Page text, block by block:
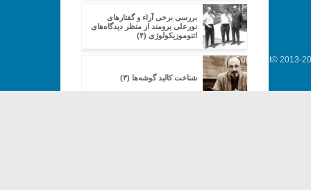
بررسی برخی آراء و گفتارهای
نورعلی برومند از منظر دیدگاه‌های
اتنوموزیکولوژی (۴)
شناخت کالبد گوشه‌ها (۳)
Copyright© 2013-